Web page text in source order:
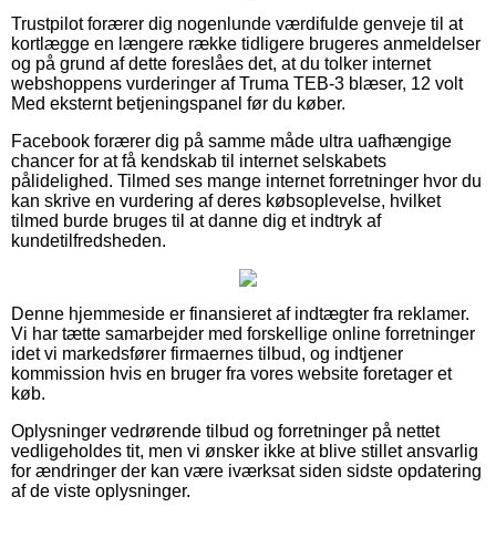
Trustpilot forærer dig nogenlunde værdifulde genveje til at
kortlægge en længere række tidligere brugeres anmeldelser
og på grund af dette foreslåes det, at du tolker internet
webshoppens vurderinger af Truma TEB-3 blæser, 12 volt
Med eksternt betjeningspanel før du køber.
Facebook forærer dig på samme måde ultra uafhængige
chancer for at få kendskab til internet selskabets
pålidelighed. Tilmed ses mange internet forretninger hvor du
kan skrive en vurdering af deres købsoplevelse, hvilket
tilmed burde bruges til at danne dig et indtryk af
kundetilfredsheden.
Denne hjemmeside er finansieret af indtægter fra reklamer.
Vi har tætte samarbejder med forskellige online forretninger
idet vi markedsfører firmaernes tilbud, og indtjener
kommission hvis en bruger fra vores website foretager et
køb.
Oplysninger vedrørende tilbud og forretninger på nettet
vedligeholdes tit, men vi ønsker ikke at blive stillet ansvarlig
for ændringer der kan være iværksat siden sidste opdatering
af de viste oplysninger.